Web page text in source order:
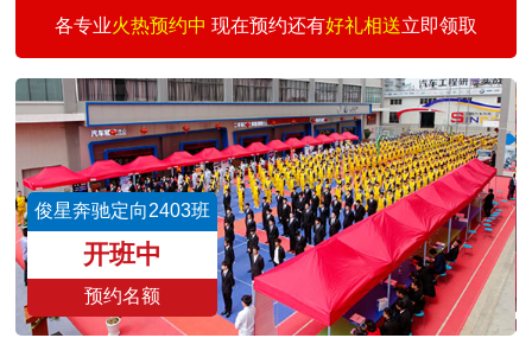
汽车新能源专修 30 3 王爱因 预约
美容快修店长班 30 3 孙 琴 预约
汽车快修快保创业 30 3 何志刚 预约
汽车涂装技术班 30 1 王景仰 预约
二手车评估师 15 3 魏志伟 预约
新能源汽车校企班 30 3 董文亮 预约
各专业火热预约中 现在预约还有好礼相送立即领取
俊星奔驰定向2403班
开班中
预约名额